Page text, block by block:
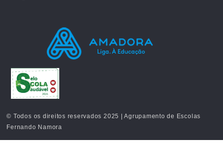
© Todos os direitos reservados 2025 | Agrupamento de Escolas
Fernando Namora